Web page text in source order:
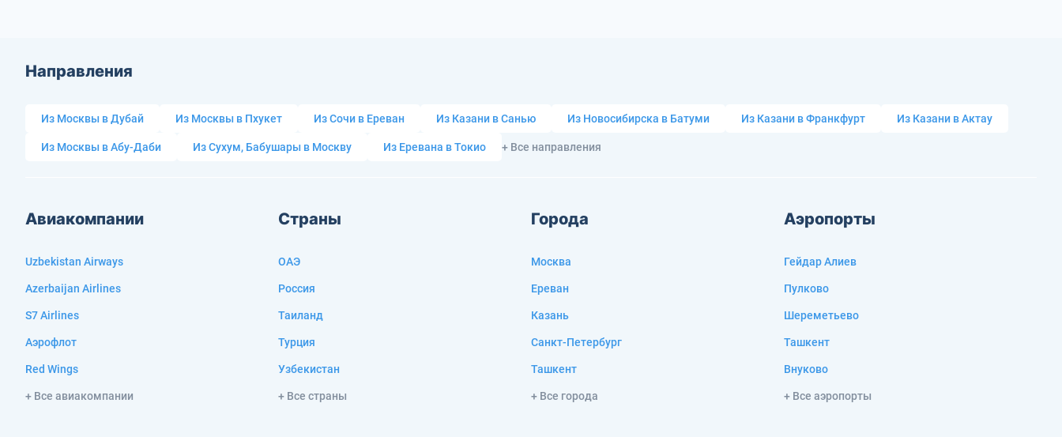
Направления
Из Москвы в Дубай Из Москвы в Пхукет Из Сочи в Ереван Из Казани в Санью Из Новосибирска в Батуми Из Казани в Франкфурт Из Казани в Актау
Из Москвы в Абу-Даби Из Сухум, Бабушары в Москву Из Еревана в Токио + Все направления
Авиакомпании
Uzbekistan Airways
Azerbaijan Airlines
S7 Airlines
Аэрофлот
Red Wings
+ Все авиакомпании
Страны
ОАЭ
Россия
Таиланд
Турция
Узбекистан
+ Все страны
Города
Москва
Ереван
Казань
Санкт-Петербург
Ташкент
+ Все города
Аэропорты
Гейдар Алиев
Пулково
Шереметьево
Ташкент
Внуково
+ Все аэропорты